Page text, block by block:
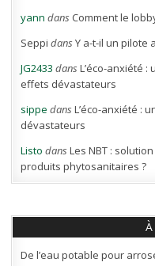
yann dans Comment le
Seppi dansY a-t-il un pilote
JG2433 dansL’éco-anxiété
effets dévastateurs
sippe dansL’éco-anxiété :
dévastateurs
Listo dansLes NBT :
produits phytosanitaires ?
De l’eau potable pour